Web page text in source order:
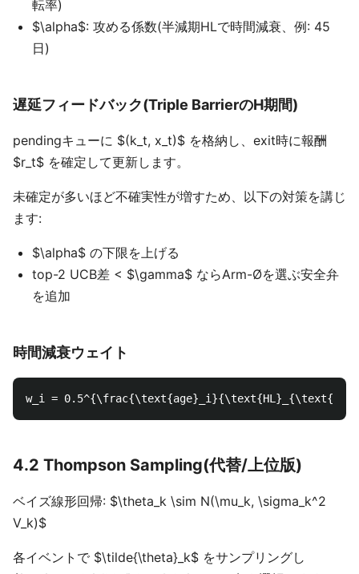
転率)
$\alpha$: 攻める係数(半減期HLで時間減衰、例: 45
日)
遅延フィードバック(Triple BarrierのH期間)
pendingキューに $(k_t, x_t)$ を格納し、exit時に報酬
$r_t$ を確定して更新します。
未確定が多いほど不確実性が増すため、以下の対策を講じ
ます:
$\alpha$ の下限を上げる
top-2 UCB差 < $\gamma$ ならArm-Øを選ぶ安全弁
を追加
時間減衰ウェイト
4.2 Thompson Sampling(代替/上位版)
ベイズ線形回帰: $\theta_k \sim N(\mu_k, \sigma_k^2
V_k)$
各イベントで $\tilde{\theta}_k$ をサンプリングし